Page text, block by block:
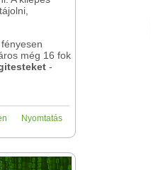
még 16 fok
-
Nyomtatás